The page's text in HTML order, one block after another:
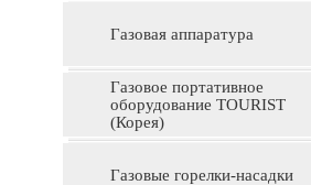
Газовая аппаратура
Газовое портативное
оборудование TOURIST
(Корея)
Газовые горелки-насадки